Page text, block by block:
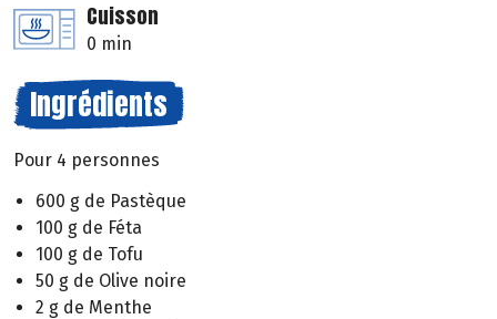
Cuisson
0 min
Ingrédients
Pour 4 personnes
600 g de Pastèque
100 g de Féta
100 g de Tofu
50 g de Olive noire
2 g de Menthe